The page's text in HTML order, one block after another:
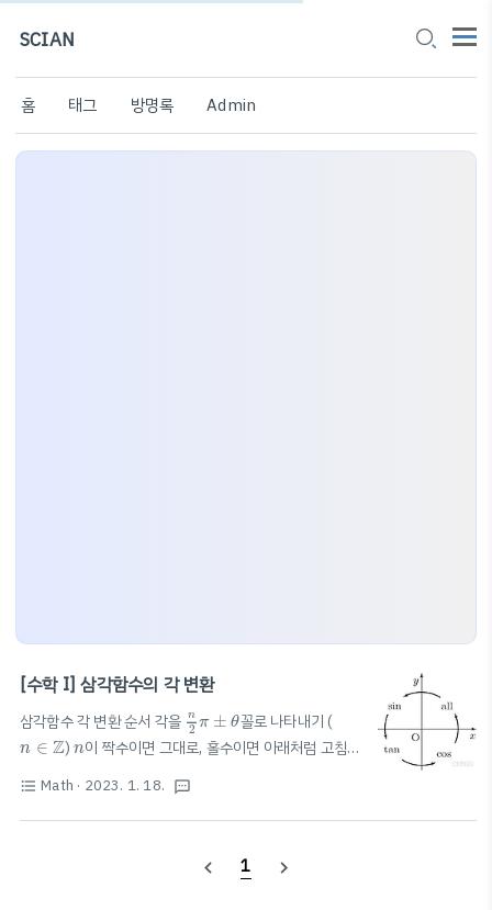
SCIAN
홈 태그 방명록 Admin
[수학 I] 삼각함수의 각 변환
삼각함수 각 변환 순서 각을 n
2 π ± θ
n2π ± θ꼴로 나타내기 (
n ∈ Z
n ∈ Z )n
n이 짝수이면 그대로, 홀수이면 아래처럼 고침.
sin → cos cos → sin tan → cot (=
1ta n
안코; all-sin-tan-cos) 이용해서 각에 해당하는 동경에
서 처음 주어진 삼각함수의 부호 판별 위 그림에서 all:
함수가 +, 나머지는 -부호로 판별함.
format_list_bulleted Math · 2023. 1. 18. textsms
navigate_before 1 navigate_next